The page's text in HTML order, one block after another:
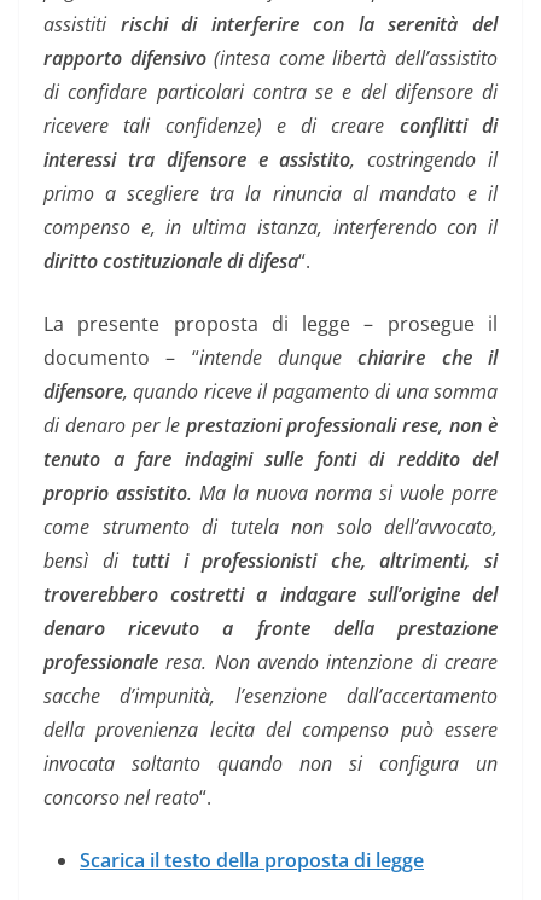
assistiti rischi di interferire con la serenità del
rapporto difensivo(intesa come libertà dell’assistito
di confidare particolari contra se e del difensore di
ricevere tali confidenze) e di creare conflitti di
interessi tra difensore e assistito, costringendo il
primo a scegliere tra la rinuncia al mandato e il
compenso e, in ultima istanza, interferendo con il
diritto costituzionale di difesa“.
La presente proposta di legge – prosegue il
documento – “intende dunquechiarire che il
difensore, quando riceve il pagamento di una somma
di denaro per le prestazioni professionali rese,non è
tenuto a fare indagini sulle fonti di reddito del
proprio assistito. Ma la nuova norma si vuole porre
come strumento di tutela non solo dell’avvocato,
bensì di tutti i professionisti che, altrimenti, si
troverebbero costretti a indagare sull’origine del
denaro ricevuto a fronte della prestazione
professionale resa. Non avendo intenzione di creare
sacche d’impunità, l’esenzione dall’accertamento
della provenienza lecita del compenso può essere
invocata soltanto quando non si configura un
concorso nel reato“.
Scarica il testo della proposta di legge